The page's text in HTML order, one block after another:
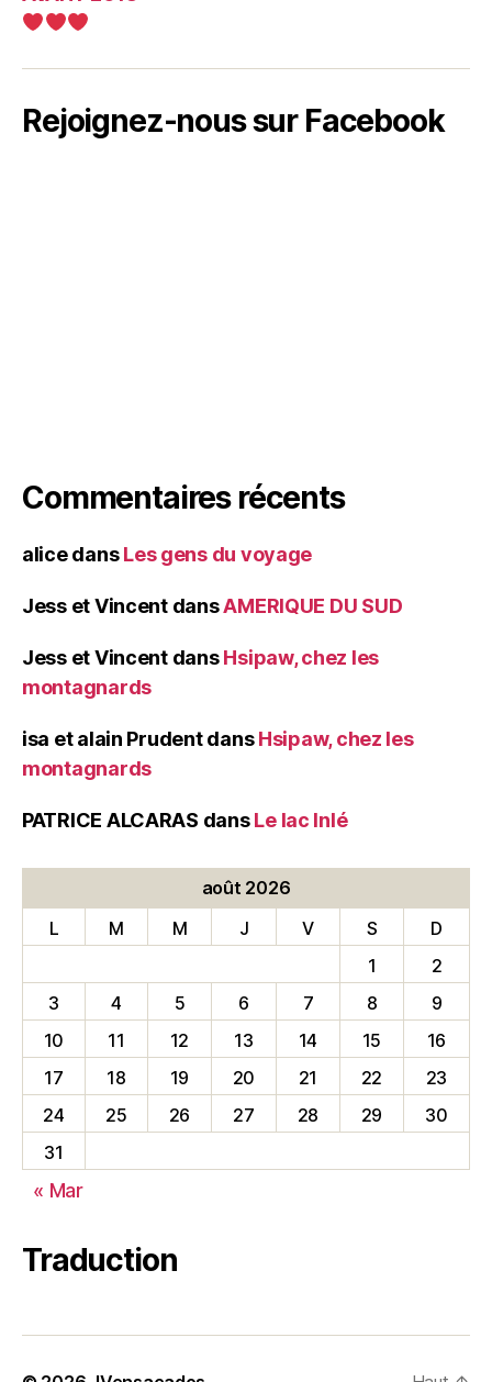
Rejoignez-nous sur Facebook
Commentaires récents
alicedansLes gens du voyage
Jess et VincentdansAMERIQUE DU SUD
Jess et VincentdansHsipaw, chez les
montagnards
isa et alain PrudentdansHsipaw, chez les
montagnards
PATRICE ALCARAS dansLe lac Inlé
août 2026
L
M M J V S
D
1
2
3
4 5 6 7 8
9
10
11 12 13 14 15
16
17
18 19 20 21 22
23
24
25 26 27 28 29
30
31
« Mar
Traduction